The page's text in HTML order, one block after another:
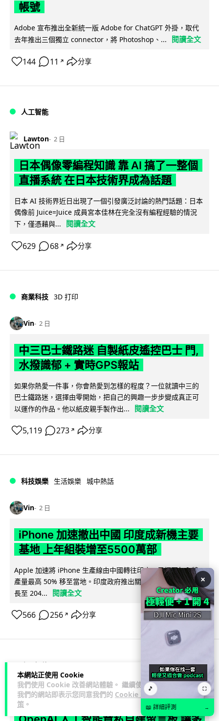
本網站正使用 Cookie
我們使用 Cookie 改善網站體驗。 繼續使用
我們的網站即表示您同意我們的 Cookie 政
策 。
帳號
Adobe 宣布推出全新統一版 Adobe for ChatGPT 外掛，取代
去年推出三個獨立 connector，將 Photoshop、...
閱讀全文
144 11 ↗ 分享
人工智能
Lawton 2 日
日本偶像零編程知識 靠 AI 搞了一整個
直播系統 在日本技術界成為話題
日本 AI 技術界近日出現了一個引發廣泛討論的熱門話題：日本
偶像前 Juice=Juice 成員宮本佳林在完全沒有編程經驗的情況
下，僅憑藉與...
閱讀全文
629 68 ↗ 分享
商業科技 3D 打印
Vin 2 日
中三巴士鐵路迷 自製紙皮遙控巴士 門,
水撥識郁 + 實時GPS報站
如果你熱愛一件事，你會熱愛到怎樣的程度？一位就讀中三的
巴士鐵路迷，選擇由零開始，把自己的興趣一步步變成真正可
以運作的作品。他以紙皮親手製作出...
閱讀全文
5,119 273 ↗ 分享
科技娛樂 生活娛樂 城中熱話
Vin 2 日
iPhone 加速撤出中國 印度成新機主要
基地 上年組裝增至5500萬部
Apple 加速將 iPhone 生產線由中國轉往印度，目標兩年內將
產量最高 50% 移至當地。印度政府推出關稅豁免及稅務優惠延
長至 204...
閱讀全文
566 256 ↗ 分享
人工智能
Lawton 2 日
×
🎵 ⛶
📖 詳細評測 →